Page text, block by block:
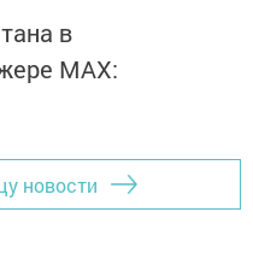
в
MАХ:
новости